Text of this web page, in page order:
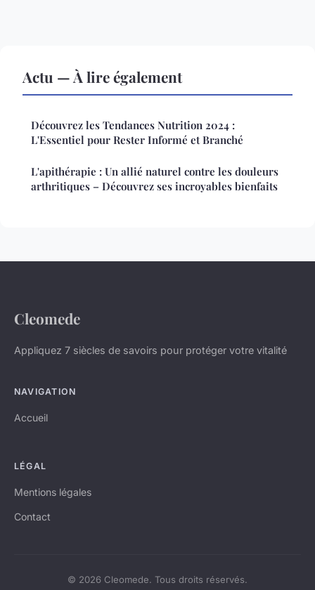
Actu — À lire également
Découvrez les Tendances Nutrition 2024 :
L'Essentiel pour Rester Informé et Branché
L'apithérapie : Un allié naturel contre les douleurs
arthritiques – Découvrez ses incroyables bienfaits
Cleomede
Appliquez 7 siècles de savoirs pour protéger votre vitalité
NAVIGATION
Accueil
LÉGAL
Mentions légales
Contact
© 2026 Cleomede. Tous droits réservés.